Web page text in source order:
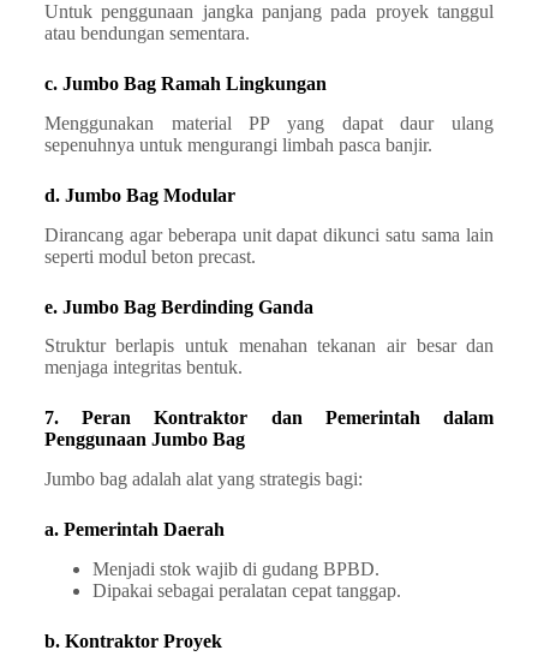
Untuk penggunaan jangka panjang pada proyek tanggul
atau bendungan sementara.
c. Jumbo Bag Ramah Lingkungan
Menggunakan material PP yang dapat daur ulang
sepenuhnya untuk mengurangi limbah pasca banjir.
d. Jumbo Bag Modular
Dirancang agar beberapa unit dapat dikunci satu sama lain
seperti modul beton precast.
e. Jumbo Bag Berdinding Ganda
Struktur berlapis untuk menahan tekanan air besar dan
menjaga integritas bentuk.
7. Peran Kontraktor dan Pemerintah dalam
Penggunaan Jumbo Bag
Jumbo bag adalah alat yang strategis bagi:
a. Pemerintah Daerah
Menjadi stok wajib di gudang BPBD.
Dipakai sebagai peralatan cepat tanggap.
b. Kontraktor Proyek